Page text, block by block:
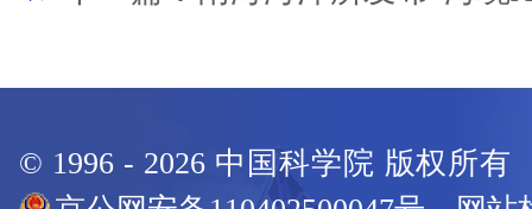
© 1996 - 2026中国科学院 版权所